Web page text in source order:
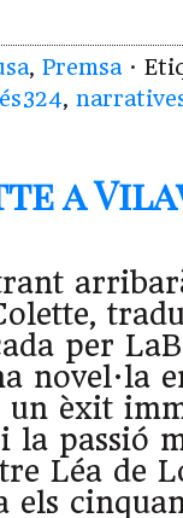
, Premsa ·
,
a
per
novel·la
èxit
i la passió
Léa de
els